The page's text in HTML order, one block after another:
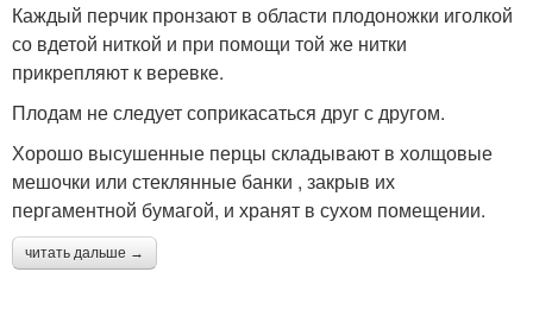
Каждый перчик пронзают в области плодоножки иголкой
со вдетой ниткой и при помощи той же нитки
прикрепляют к веревке.
Плодам не следует соприкасаться друг с другом.
Хорошо высушенные перцы складывают в холщовые
мешочки или стеклянные банки , закрыв их
пергаментной бумагой, и хранят в сухом помещении.
читать дальше →